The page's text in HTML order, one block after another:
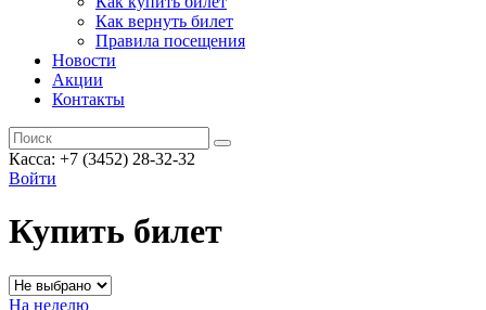
Как вернуть билет
Правила посещения
Новости
Акции
Контакты
Касса: +7 (3452) 28-32-32
Войти
Купить билет
На неделю